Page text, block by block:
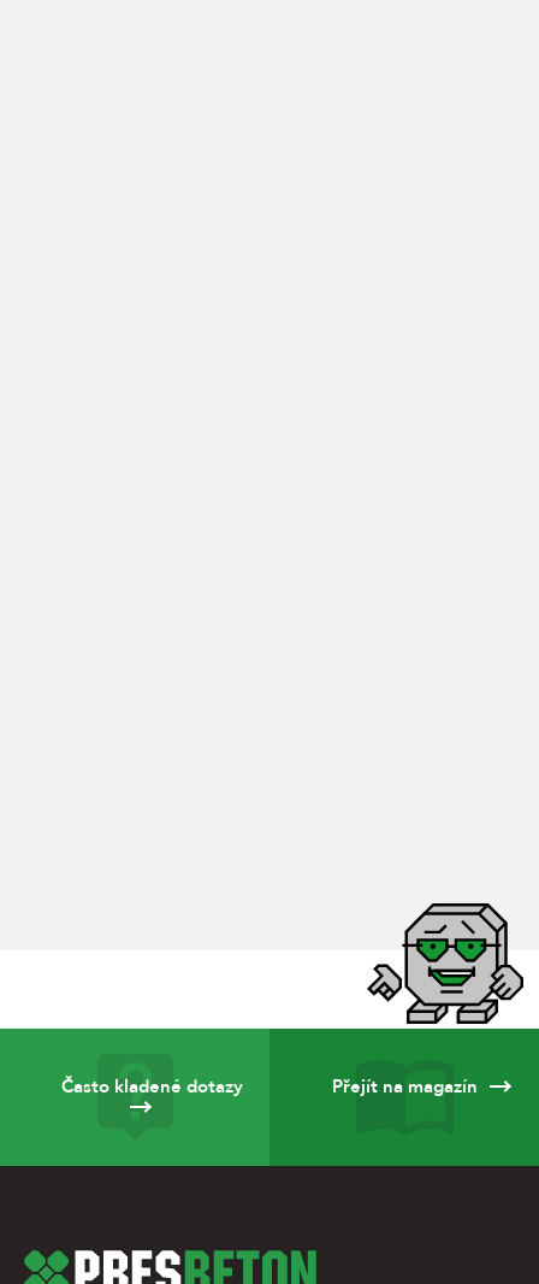
Často kladené dotazy Přejít na magazín